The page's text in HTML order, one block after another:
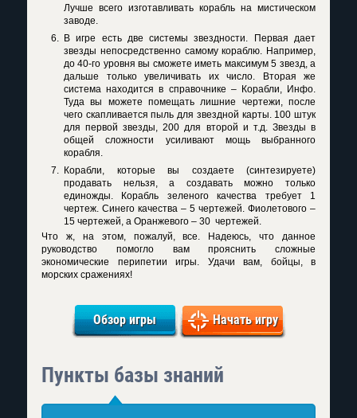
Лучше всего изготавливать корабль на мистическом
заводе.
В игре есть две системы звездности. Первая дает
звезды непосредственно самому кораблю. Например,
до 40-го уровня вы сможете иметь максимум 5 звезд, а
дальше только увеличивать их число. Вторая же
система находится в справочнике – Корабли, Инфо.
Туда вы можете помещать лишние чертежи, после
чего скапливается пыль для звездной карты. 100 штук
для первой звезды, 200 для второй и т.д. Звезды в
общей сложности усиливают мощь выбранного
корабля.
Корабли, которые вы создаете (синтезируете)
продавать нельзя, а создавать можно только
единожды. Корабль зеленого качества требует 1
чертеж. Синего качества – 5 чертежей. Фиолетового –
15 чертежей, а Оранжевого – 30 чертежей.
Что ж, на этом, пожалуй, все. Надеюсь, что данное
руководство помогло вам прояснить сложные
экономические перипетии игры. Удачи вам, бойцы, в
морских сражениях!
Обзор игры Начать игру
Пункты базы знаний